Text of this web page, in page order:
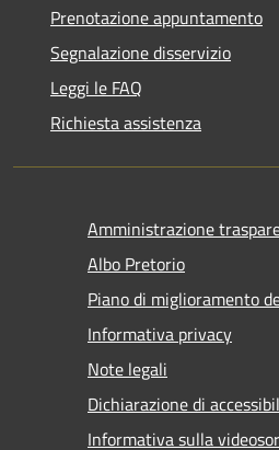
Prenotazione appuntamento
Segnalazione disservizio
Leggi le FAQ
Richiesta assistenza
Amministrazione
Albo Pretorio
Piano di miglioramento
Informativa privacy
Note legali
Dichiarazione di
Informativa sulla